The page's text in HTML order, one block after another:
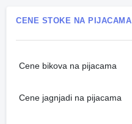
CENE STOKE NA PIJACAMA
Cene bikova na pijacama
Cene jagnjadi na pijacama